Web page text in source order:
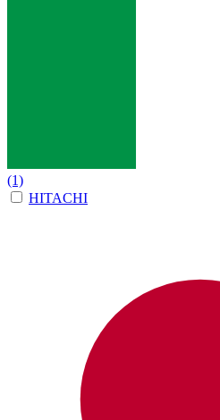
(1)
HITACHI